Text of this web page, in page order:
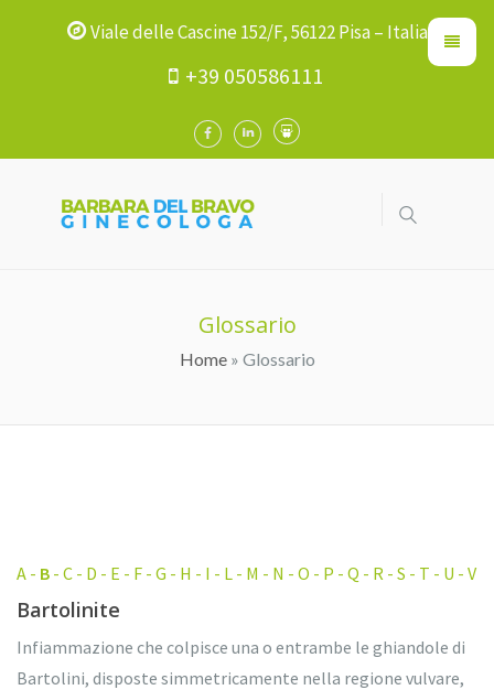
Viale delle Cascine 152/F, 56122 Pisa – Italia
+39 050586111
Glossario
Home» Glossario
A - B - C - D - E - F - G - H - I - L - M - N - O - P - Q - R - S - T - U - V
Bartolinite
Infiammazione che colpisce una o entrambe le ghiandole di
Bartolini, disposte simmetricamente nella regione vulvare,